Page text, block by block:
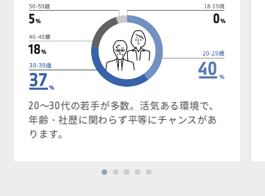
20～30代の若手が多数。活気ある環境で、
年齢・社歴に関わらず平等にチャンスがあ
ります。